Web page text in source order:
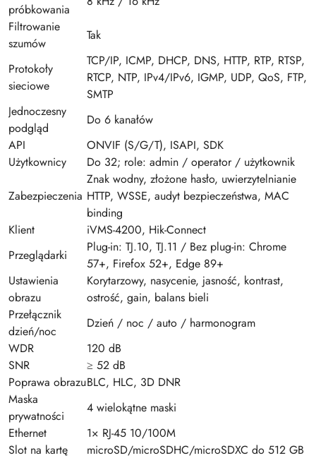
próbkowania
Filtrowanie
szumów
Tak
Protokoły
sieciowe
TCP/IP, ICMP, DHCP, DNS, HTTP, RTP, RTSP,
RTCP, NTP, IPv4/IPv6, IGMP, UDP, QoS, FTP,
SMTP
Jednoczesny
podgląd
Do 6 kanałów
API
ONVIF (S/G/T), ISAPI, SDK
Użytkownicy
Do 32; role: admin / operator / użytkownik
Zabezpieczenia
Znak wodny, złożone hasło, uwierzytelnianie
HTTP, WSSE, audyt bezpieczeństwa, MAC
binding
Klient
iVMS-4200, Hik-Connect
Przeglądarki
Plug-in: TJ.10, TJ.11 / Bez plug-in: Chrome
57+, Firefox 52+, Edge 89+
Ustawienia
obrazu
Korytarzowy, nasycenie, jasność, kontrast,
ostrość, gain, balans bieli
Przełącznik
dzień/noc
Dzień / noc / auto / harmonogram
WDR
120 dB
SNR
≥ 52 dB
Poprawa obrazuBLC, HLC, 3D DNR
Maska
prywatności
4 wielokątne maski
Ethernet
1× RJ-45 10/100M
Slot na kartę
microSD/microSDHC/microSDXC do 512 GB